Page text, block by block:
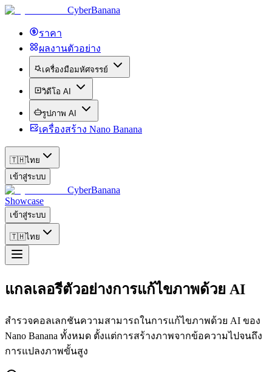
CyberBanana
ราคา
ผลงานตัวอย่าง
เครื่องมือมหัศจรรย์
วิดีโอ AI
รูปภาพ AI
เครื่องสร้าง Nano Banana
🇹🇭ไทย
เข้าสู่ระบบ
CyberBanana
Showcase
เข้าสู่ระบบ
🇹🇭ไทย
แกลเลอรีตัวอย่างการแก้ไขภาพด้วย AI
สำรวจคอลเลกชันความสามารถในการแก้ไขภาพด้วย AI ของ
Nano Banana ทั้งหมด ตั้งแต่การสร้างภาพจากข้อความไปจนถึง
การแปลงภาพขั้นสูง